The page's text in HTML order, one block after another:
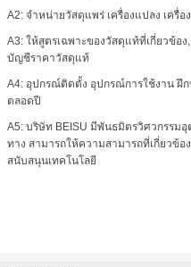
A2: จําหน่ายวัสดุแพร่ เครื่องแปลง เครื่
A3: ให้สูตรเฉพาะของวัสดุแท้ที่เกี่ยวข้
บัญชีราคาวัสดุแท้
A4: อุปกรณ์ติดตั้ง อุปกรณ์การใช้งาน ฝึ
ตลอดปี
A5: บริษัท BEISU มีพันธมิตรวิศวกรรม
ทาง สามารถให้ความสามารถที่เกี่ยวข้
สนับสนุนเทคโนโลยี